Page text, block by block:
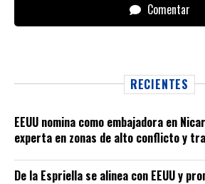
Comentar
RECIENTES
EEUU nomina como embajadora en
experta en zonas de alto conflicto y
De la Espriella se alinea con EEUU y